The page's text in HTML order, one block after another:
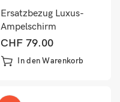
Ersatzbezug Luxus-
Ampelschirm
Sonnenschirmbezug
3x3m lila-violett
CHF 79.00
In den Warenkorb